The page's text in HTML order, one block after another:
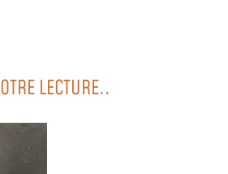
LECTURE..